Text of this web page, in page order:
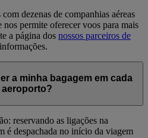
dezenas de companhias aéreas
permite oferecer voos para mais
a página dos nossos parceiros de
a minha bagagem em cada
aeroporto?
reservando as ligações na
é despachada no início da viagem